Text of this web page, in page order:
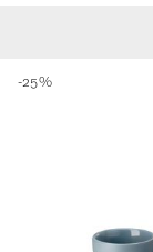
-25%